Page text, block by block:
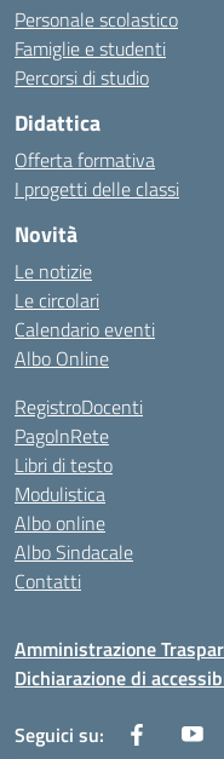
Personale scolastico
Famiglie e studenti
Percorsi di studio
Didattica
Offerta formativa
I progetti delle classi
Novità
Le notizie
Le circolari
Calendario eventi
Albo Online
RegistroDocenti
PagoInRete
Libri di testo
Modulistica
Albo online
Albo Sindacale
Contatti
Amministrazione
Dichiarazione di
Seguici su: